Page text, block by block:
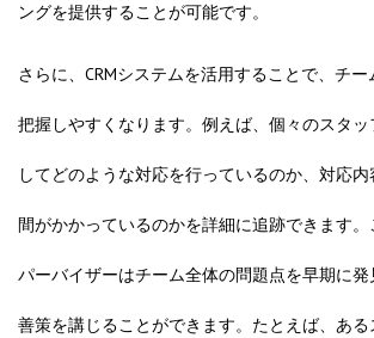
ングを提供することが可能です。
さらに、CRMシステムを活用することで、チ
把握しやすくなります。例えば、個々のスタ
してどのような対応を行っているのか、対応
間がかかっているのかを詳細に追跡できます
パーバイザーはチーム全体の問題点を早期に
善策を講じることができます。たとえば、ある